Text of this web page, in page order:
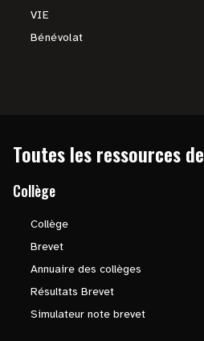
VIE
Bénévolat
Toutes les ressources de
Collège
Collège
Brevet
Annuaire des collèges
Résultats Brevet
Simulateur note brevet